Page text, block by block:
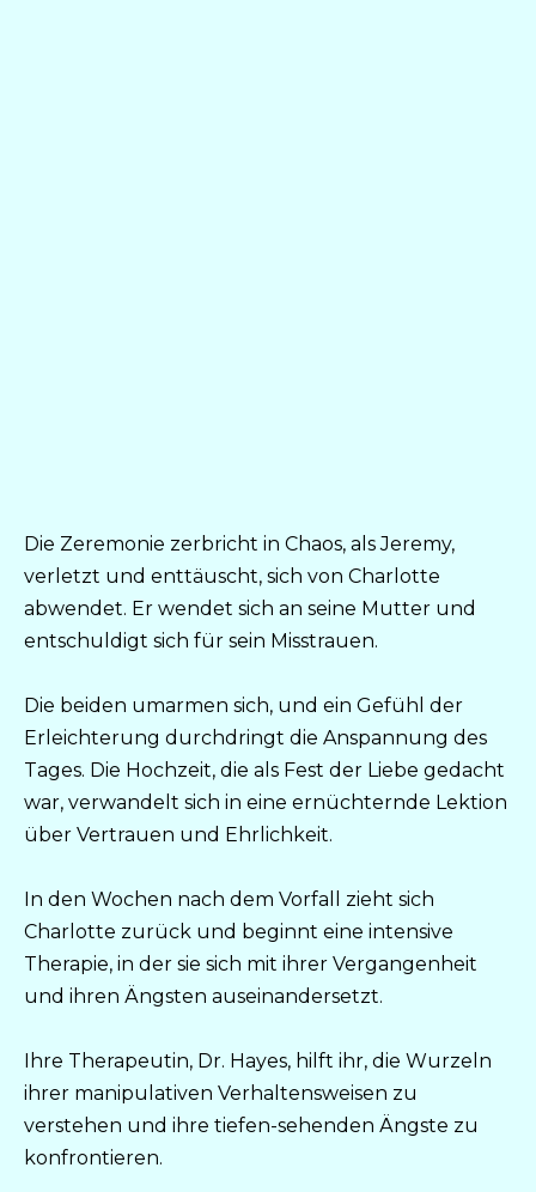
Die Zeremonie zerbricht in Chaos, als Jeremy,
verletzt und enttäuscht, sich von Charlotte
abwendet. Er wendet sich an seine Mutter und
entschuldigt sich für sein Misstrauen.
Die beiden umarmen sich, und ein Gefühl der
Erleichterung durchdringt die Anspannung des
Tages. Die Hochzeit, die als Fest der Liebe gedacht
war, verwandelt sich in eine ernüchternde Lektion
über Vertrauen und Ehrlichkeit.
In den Wochen nach dem Vorfall zieht sich
Charlotte zurück und beginnt eine intensive
Therapie, in der sie sich mit ihrer Vergangenheit
und ihren Ängsten auseinandersetzt.
Ihre Therapeutin, Dr. Hayes, hilft ihr, die Wurzeln
ihrer manipulativen Verhaltensweisen zu
verstehen und ihre tiefen-sehenden Ängste zu
konfrontieren.